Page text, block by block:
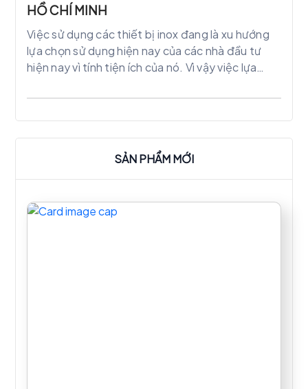
HỒ CHÍ MINH
Việc sử dụng các thiết bị inox đang là xu hướng
lựa chọn sử dụng hiện nay của các nhà đầu tư
hiện nay vì tính tiện ích của nó. Vì vậy việc lựa
gì với các nhà đầu tư, chủ khách sạn, hàng hàng,
SẢN PHẨM MỚI